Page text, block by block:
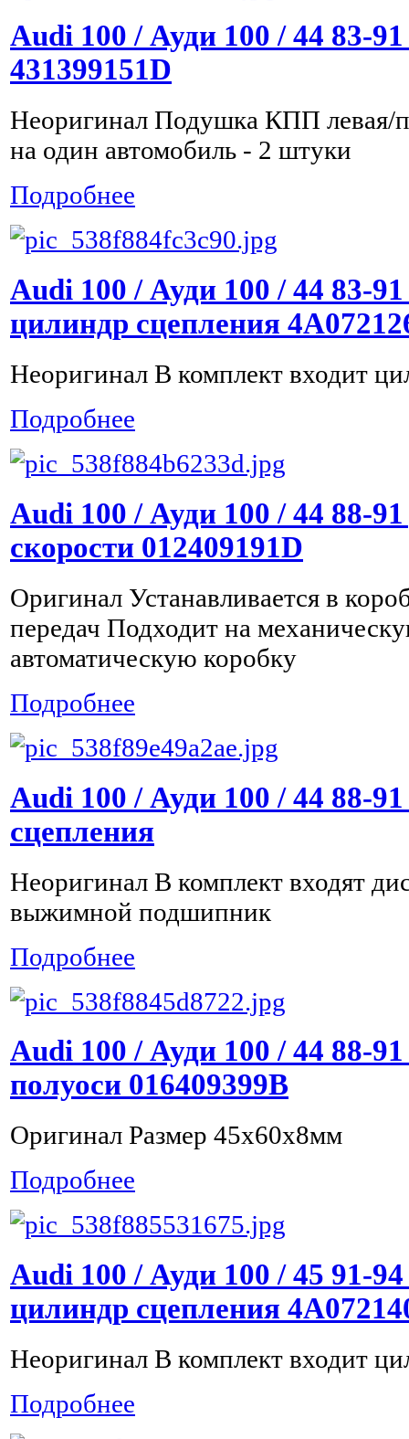
Audi 100 / Ауди 100 / 44 83-
431399151D
Неоригинал Подушка КПП левая/
на один автомобиль - 2 штуки
Подробнее
Audi 100 / Ауди 100 / 44 83-
цилиндр сцепления
Неоригинал В комплект входит
Подробнее
Audi 100 / Ауди 100 / 44 88-
скорости 012409191D
Оригинал Устанавливается в
передач Подходит на
автоматическую коробку
Подробнее
Audi 100 / Ауди 100 / 44 88-
сцепления
Неоригинал В комплект входят
выжимной подшипник
Подробнее
Audi 100 / Ауди 100 / 44 88-
полуоси 016409399B
Оригинал Размер 45x60x8мм
Подробнее
Audi 100 / Ауди 100 / 45 91-
цилиндр сцепления
Неоригинал В комплект входит
Подробнее